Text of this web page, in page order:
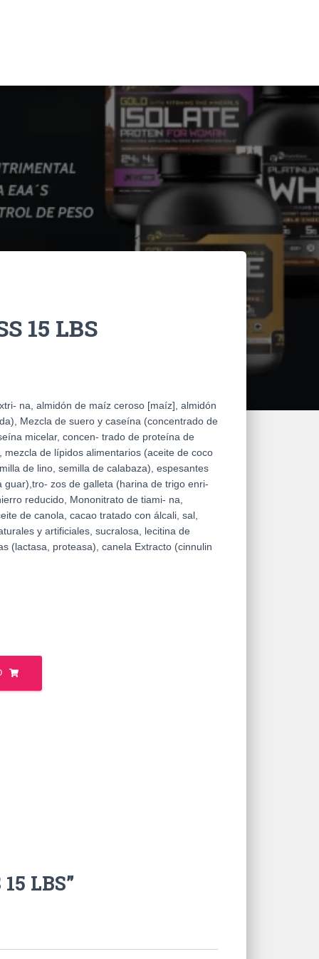
15 LBS
na, almidón de maíz ceroso [maíz], almidón
Mezcla de suero y caseína (concentrado de
micelar, concen- trado de proteína de
de lípidos alimentarios (aceite de coco
de lino, semilla de calabaza), espesantes
zos de galleta (harina de trigo enri-
reducido, Mononitrato de tiami- na,
de canola, cacao tratado con álcali, sal,
y artificiales, sucralosa, lecitina de
(lactasa, proteasa), canela Extracto (cinnulin
LBS”